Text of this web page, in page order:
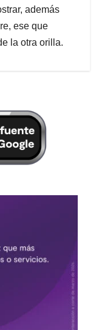
además
ese que
la otra orilla.